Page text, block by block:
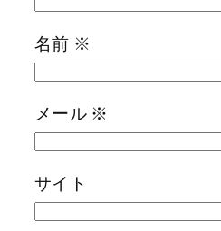
名前 ※
メール ※
サイト